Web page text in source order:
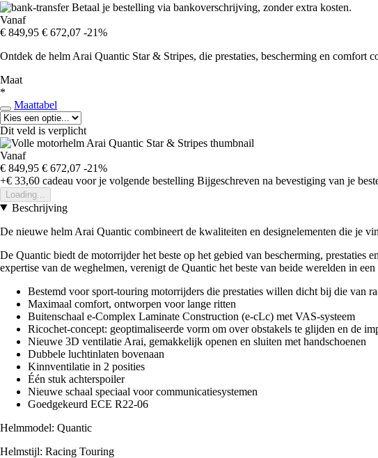
Betaal je bestelling via bankoverschrijving, zonder extra kosten.
Vanaf
€ 849,95 € 672,07 -21%
Ontdek de helm Arai Quantic Star & Stripes, die prestaties, bescherming en comfort
Maat
*
Maattabel
Dit veld is verplicht
Vanaf
€ 849,95 € 672,07 -21%
+€ 33,60 cadeau voor je volgende bestelling Bijgeschreven na bevestiging van je
Loading...
Beschrijving
De nieuwe helm Arai Quantic combineert de kwaliteiten en designelementen die je
De Quantic biedt de motorrijder het beste op het gebied van bescherming,
expertise van de weghelmen, verenigt de Quantic het beste van beide werelden in
Bestemd voor sport-touring motorrijders die prestaties willen dicht bij die van
Maximaal comfort, ontworpen voor lange ritten
Buitenschaal e-Complex Laminate Construction (e-cLc) met VAS-systeem
Ricochet-concept: geoptimaliseerde vorm om over obstakels te glijden en de
Nieuwe 3D ventilatie Arai, gemakkelijk openen en sluiten met handschoenen
Dubbele luchtinlaten bovenaan
Kinnventilatie in 2 posities
Één stuk achterspoiler
Nieuwe schaal speciaal voor communicatiesystemen
Goedgekeurd ECE R22-06
Helmmodel: Quantic
Helmstijl: Racing Touring